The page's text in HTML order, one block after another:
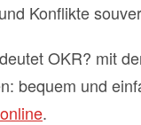
Konflikte
OKR? mit
bequem und
.